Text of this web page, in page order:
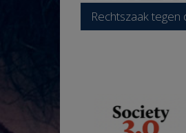
Rechtszaak tegen